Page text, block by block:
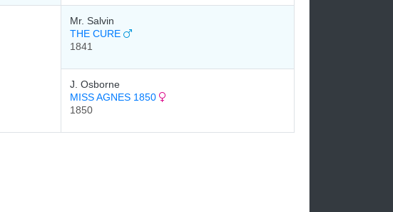
Mr. Salvin
THE CURE
1841
J. Osborne
MISS AGNES 1850
1850